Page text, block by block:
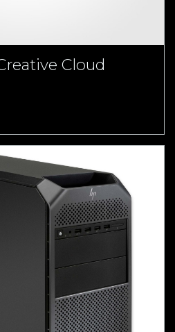
Cloud